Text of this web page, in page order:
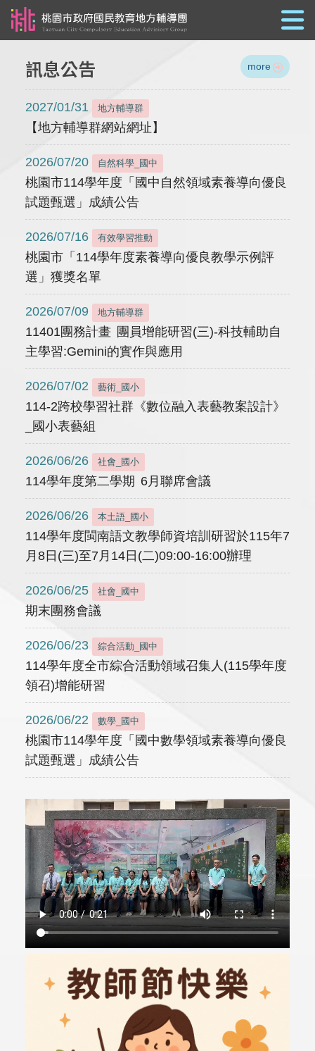
訊息公告 more
2027/01/31 地方輔導群
【地方輔導群網站網址】
2026/07/20 自然科學_國中
桃園市114學年度「國中自然領域素養導向優良
試題甄選」成績公告
2026/07/16 有效學習推動
桃園市「114學年度素養導向優良教學示例評
選」獲獎名單
2026/07/09 地方輔導群
11401團務計畫 團員增能研習(三)-科技輔助自
主學習:Gemini的實作與應用
2026/07/02 藝術_國小
114-2跨校學習社群《數位融入表藝教案設計》
_國小表藝組
2026/06/26 社會_國小
114學年度第二學期 6月聯席會議
2026/06/26 本土語_國小
114學年度閩南語文教學師資培訓研習於115年7
月8日(三)至7月14日(二)09:00-16:00辦理
2026/06/25 社會_國中
期末團務會議
2026/06/23 綜合活動_國中
114學年度全市綜合活動領域召集人(115學年度
領召)增能研習
2026/06/22 數學_國中
桃園市114學年度「國中數學領域素養導向優良
試題甄選」成績公告